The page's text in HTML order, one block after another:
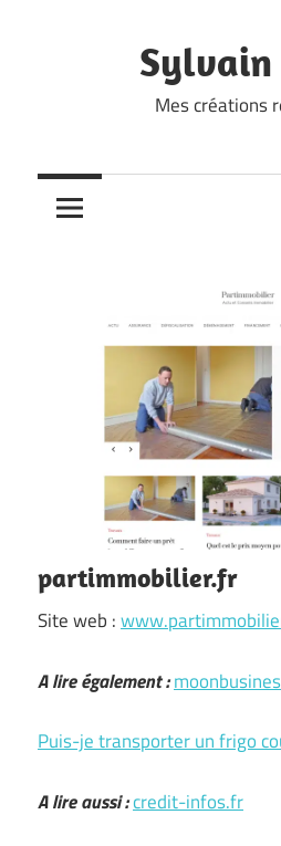
Sylvain
Mes créations
partimmobilier.fr
Site web :
A lire également :
Puis-je transporter un frigo
A lire aussi :credit-infos.fr